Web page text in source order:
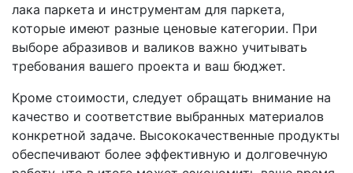
лака паркета и инструментам для паркета,
которые имеют разные ценовые категории. При
выборе абразивов и валиков важно учитывать
требования вашего проекта и ваш бюджет.
Кроме стоимости, следует обращать внимание на
качество и соответствие выбранных материалов
конкретной задаче. Высококачественные продукты
обеспечивают более эффективную и долговечную